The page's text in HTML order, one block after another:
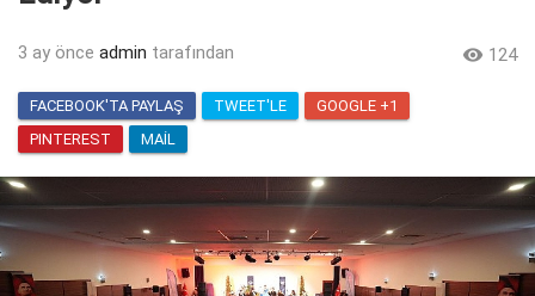
3 ay önce admin tarafından  124
FACEBOOK'TA PAYLAŞ TWEET'LE
GOOGLE +1
PINTEREST
MAIL